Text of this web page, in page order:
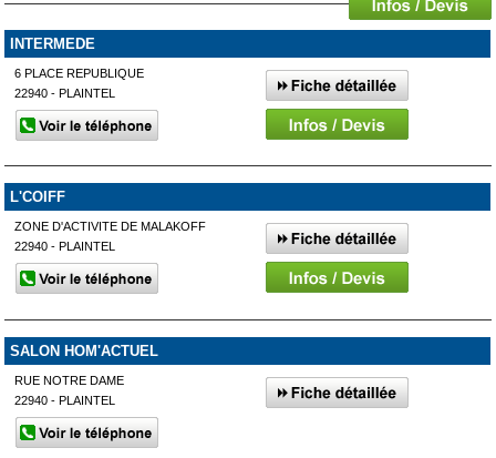
INTERMEDE
6 PLACE REPUBLIQUE
22940 - PLAINTEL
L'COIFF
ZONE D'ACTIVITE DE MALAKOFF
22940 - PLAINTEL
SALON HOM'ACTUEL
RUE NOTRE DAME
22940 - PLAINTEL